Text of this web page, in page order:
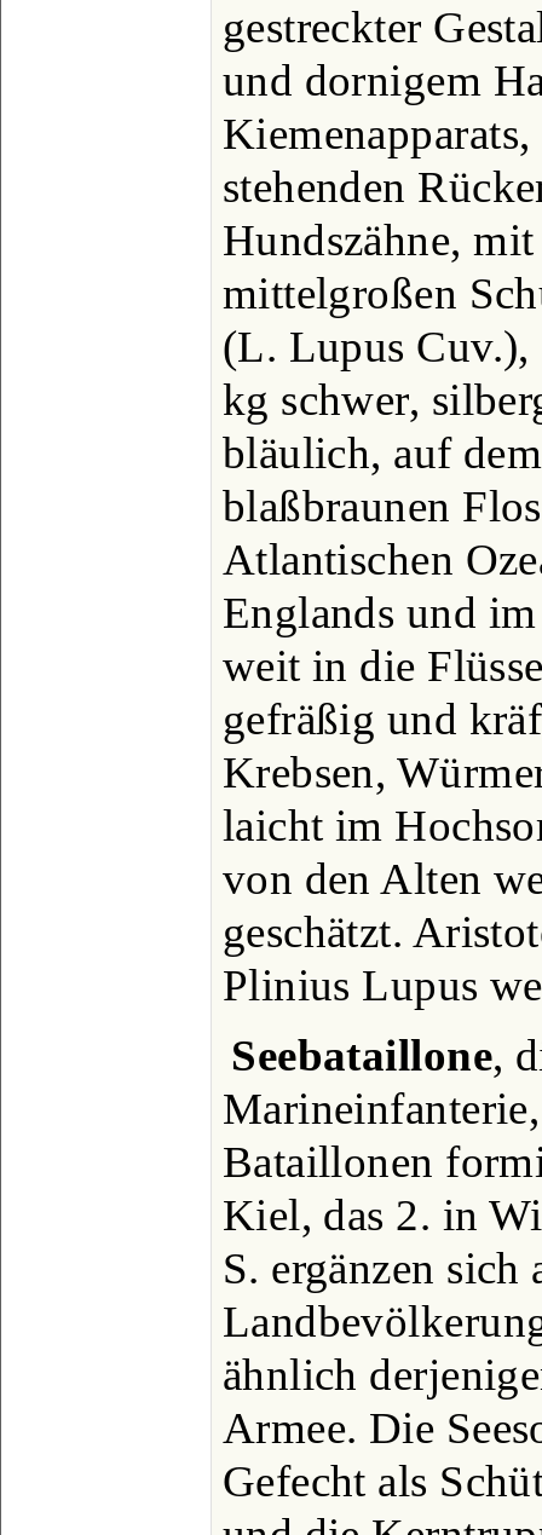
gestreckter
und dornigem
stehenden
Hundszähne,
mittelgroßen
(L. Lupus
kg schwer,
bläulich, auf
blaßbraunen
Atlantischen
Englands und
weit in die
gefräßig und
Krebsen,
laicht im
von den Alten
geschätzt.
Plinius Lupus
Seebataillone,
Bataillonen
Kiel, das 2. in
S. ergänzen sich
ähnlich
Armee. Die
Gefecht als